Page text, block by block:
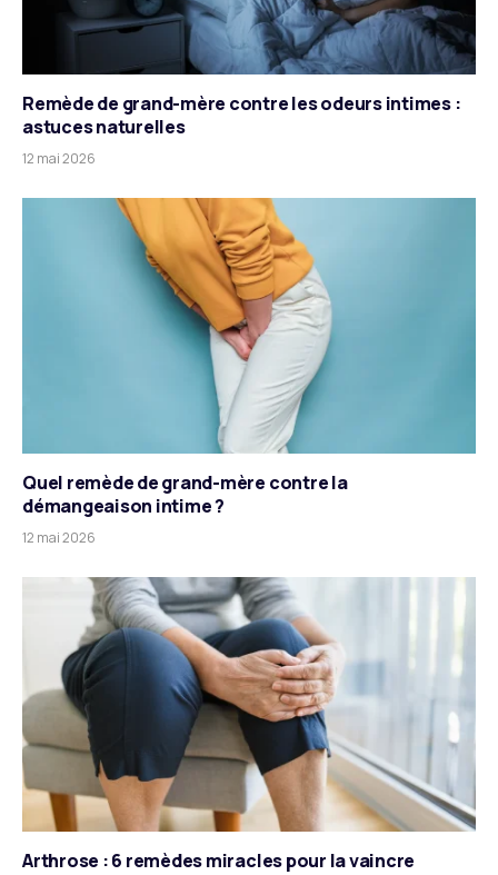
Remède de grand-mère contre les odeurs intimes :
astuces naturelles
12 mai 2026
Quel remède de grand-mère contre la
démangeaison intime ?
12 mai 2026
Arthrose : 6 remèdes miracles pour la vaincre